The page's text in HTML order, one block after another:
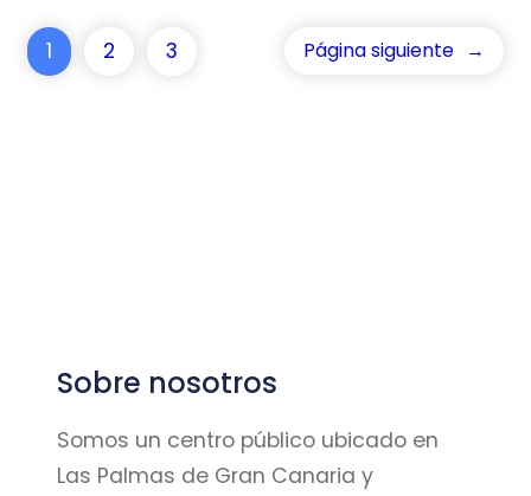
1 2 3 Página siguiente →
Sobre nosotros
Somos un centro público ubicado en
Las Palmas de Gran Canaria y